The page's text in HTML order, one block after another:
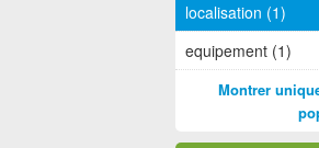
localisation (1)
equipement (1)
Montrer